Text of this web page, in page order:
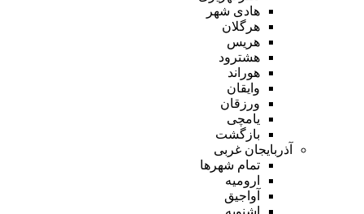
هادی شهر
هرگلان
هریس
هشترود
هوراند
وایقان
ورزقان
یامچی
بازگشت
آذربایجان غربی
تمام شهر‌ها
ارومیه
آواجیق
اشنویه